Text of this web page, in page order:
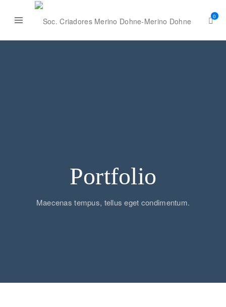
0
Portfolio
Maecenas tempus, tellus eget condimentum.